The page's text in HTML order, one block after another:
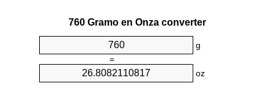
760 Gramo en Onza converter
g
=
oz